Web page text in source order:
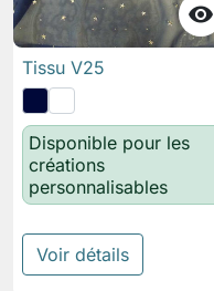

Tissu V25
Disponible pour les
créations
personnalisables
Voir détails